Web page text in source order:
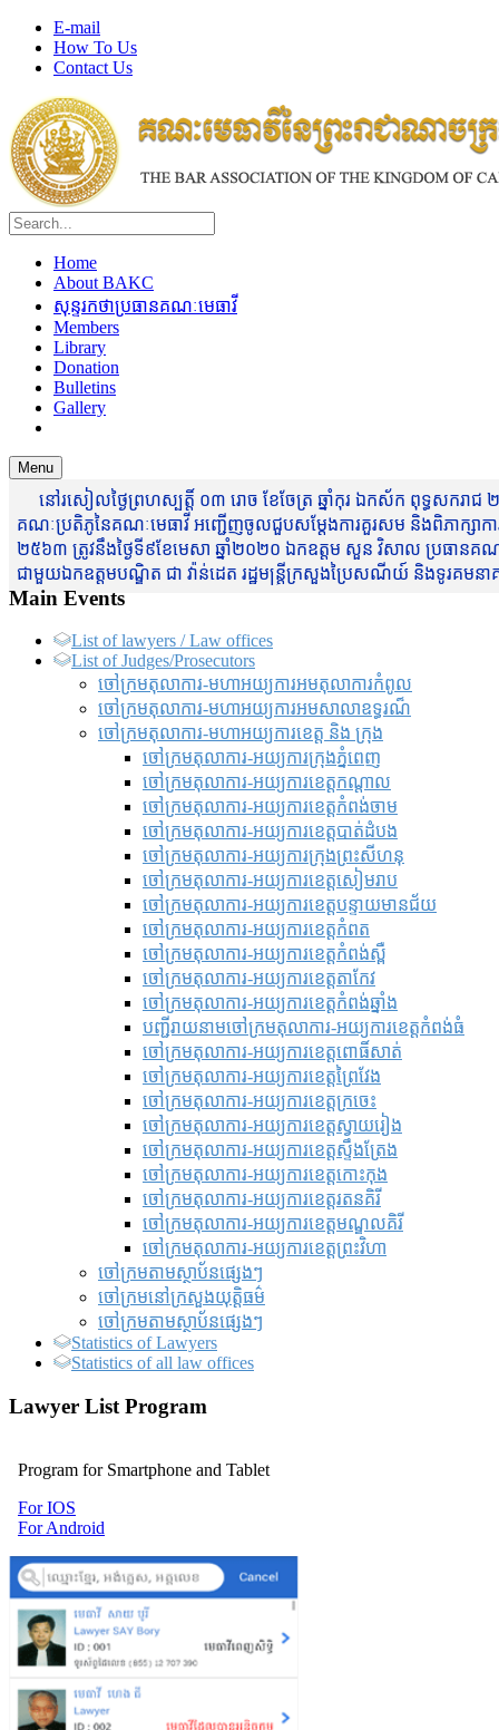
E-mail
How To Us
Contact Us
Home
About BAKC
សុន្ទរកថាប្រធានគណៈមេធាវី
Members
Library
Donation
Bulletins
Gallery
Menu
នៅរសៀលថ្ងៃព្រហស្បត្តិ៍ ០៣ រោច ខែចែត្រ ឆ្នាំកុរ ឯកស័ក ពុទ្ធសករាជ
គណៈប្រតិភូនៃគណៈមេធាវី អញ្ជើញចូលជួបសម្តែងការគួរសម និងពិភាក្សាកា
២៥៦៣ ត្រូវនឹងថ្ងៃទី៩ខែមេសា ឆ្នាំ២០២០ ឯកឧត្តម សួន វិសាល ប្រធានគណ
ជាមួយឯកឧត្តមបណ្ឌិត ជា វ៉ាន់ដេត រដ្ឋមន្រ្តីក្រសួងប្រៃសណីយ៍ និងទូរគ
Main Events
List of lawyers / Law offices
List of Judges/Prosecutors
ចៅក្រមតុលាការ-មហាអយ្យការអមតុលាការកំពូល
ចៅក្រមតុលាការ-មហាអយ្យការអមសាលាឧទ្ធរណ៏
ចៅក្រមតុលាការ-មហាអយ្យការខេត្ត និង ក្រុង
ចៅក្រមតុលាការ-អយ្យការក្រុងភ្នំពេញ
ចៅក្រមតុលាការ-អយ្យការខេត្តកណ្តាល
ចៅក្រមតុលាការ-អយ្យការខេត្តកំពង់ចាម
ចៅក្រមតុលាការ-អយ្យការខេត្តបាត់ដំបង
ចៅក្រមតុលាការ-អយ្យការ​ក្រុងព្រះសីហនុ
ចៅក្រមតុលាការ-អយ្យការខេត្តសៀមរាប
ចៅក្រមតុលាការ-អយ្យការខេត្តបន្ទាយមានជ័យ
ចៅក្រមតុលាការ-អយ្យការខេត្តកំពត
ចៅក្រមតុលាការ-អយ្យការខេត្តកំពង់ស្ពឺ
ចៅក្រមតុលាការ-អយ្យការខេត្តតាកែវ
ចៅក្រមតុលាការ-អយ្យការខេត្តកំពង់ឆ្នាំង
បញ្ជីរាយនាមចៅក្រមតុលាការ-អយ្យការខេត្តកំពង់ធំ
ចៅក្រមតុលាការ-អយ្យការខេត្តពោធិ៍សាត់
ចៅក្រមតុលាការ-អយ្យការខេត្តព្រៃវែង
ចៅក្រមតុលាការ-អយ្យការខេត្តក្រចេះ
ចៅក្រមតុលាការ-អយ្យការខេត្តស្វាយរៀង
ចៅក្រមតុលាការ-អយ្យការខេត្តស្ទឹងត្រែង
ចៅក្រមតុលាការ-អយ្យការខេត្តកោះកុង
ចៅក្រមតុលាការ-អយ្យការខេត្តរតនគិរី
ចៅក្រមតុលាការ-អយ្យការខេត្តមណ្ឌលគិរី
ចៅក្រមតុលាការ-អយ្យការខេត្តព្រះវិហា
ចៅក្រមតាមស្ថាប័នផ្សេងៗ
ចៅក្រមនៅក្រសួងយុត្តិធម៌
ចៅក្រមតាមស្ថាប័នផ្សេងៗ
Statistics of Lawyers
Statistics of all law offices
Lawyer List Program
Program for Smartphone and Tablet
For IOS
For Android